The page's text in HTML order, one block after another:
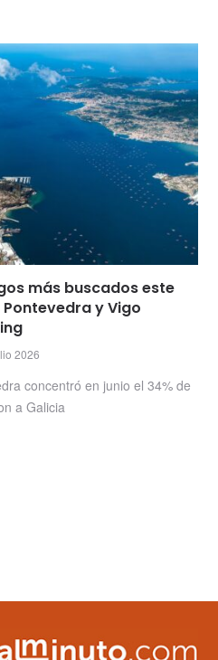
más buscados este
y Vigo
2026
concentró en junio el 34% de
a Galicia